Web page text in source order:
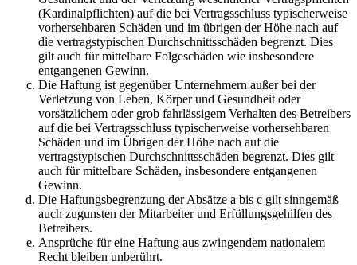
(Kardinalpflichten) auf die bei Vertragsschluss typischerweise
vorhersehbaren Schäden und im übrigen der Höhe nach auf
die vertragstypischen Durchschnittsschäden begrenzt. Dies
gilt auch für mittelbare Folgeschäden wie insbesondere
entgangenen Gewinn.
Die Haftung ist gegenüber Unternehmern außer bei der
Verletzung von Leben, Körper und Gesundheit oder
vorsätzlichem oder grob fahrlässigem Verhalten des Betreibers
auf die bei Vertragsschluss typischerweise vorhersehbaren
Schäden und im Übrigen der Höhe nach auf die
vertragstypischen Durchschnittsschäden begrenzt. Dies gilt
auch für mittelbare Schäden, insbesondere entgangenen
Gewinn.
Die Haftungsbegrenzung der Absätze a bis c gilt sinngemäß
auch zugunsten der Mitarbeiter und Erfüllungsgehilfen des
Betreibers.
Ansprüche für eine Haftung aus zwingendem nationalem
Recht bleiben unberührt.